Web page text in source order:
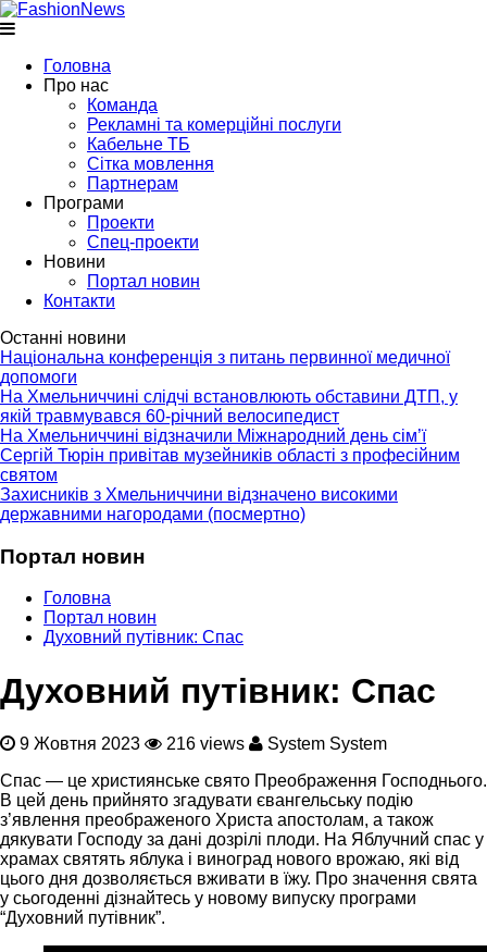
Головна
Про нас
Команда
Рекламні та комерційні послуги
Кабельне ТБ
Сітка мовлення
Партнерам
Програми
Проекти
Спец-проекти
Новини
Портал новин
Контакти
Останні новини
Національна конференція з питань первинної медичної
допомоги
На Хмельниччині слідчі встановлюють обставини ДТП, у
якій травмувався 60-річний велосипедист
На Хмельниччині відзначили Міжнародний день сім’ї
Сергій Тюрін привітав музейників області з професійним
святом
Захисників з Хмельниччини відзначено високими
державними нагородами (посмертно)
Портал новин
Головна
Портал новин
Духовний путівник: Спас
Духовний путівник: Спас
9 Жовтня 2023 216 views
System System
Спас — це християнське свято Преображення Господнього.
В цей день прийнято згадувати євангельську подію
з’явлення преображеного Христа апостолам, а також
дякувати Господу за дані дозрілі плоди. На Яблучний спас у
храмах святять яблука і виноград нового врожаю, які від
цього дня дозволяється вживати в їжу. Про значення свята
у сьогоденні дізнайтесь у новому випуску програми
“Духовний путівник”.